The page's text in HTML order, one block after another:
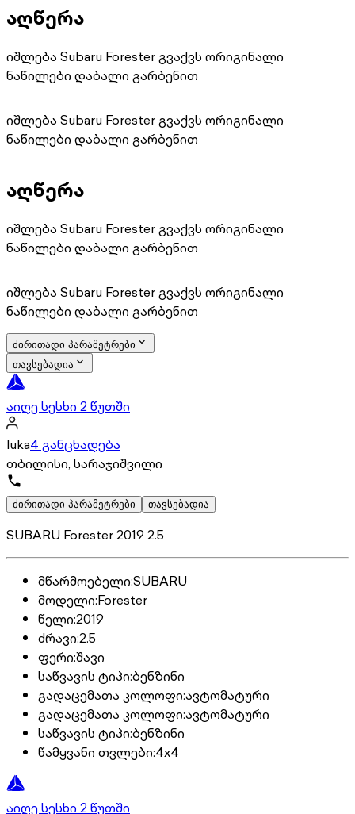
აღწერა
იშლება Subaru Forester გვაქვს ორიგინალი
ნაწილები დაბალი გარბენით
იშლება Subaru Forester გვაქვს ორიგინალი
ნაწილები დაბალი გარბენით
აღწერა
იშლება Subaru Forester გვაქვს ორიგინალი
ნაწილები დაბალი გარბენით
იშლება Subaru Forester გვაქვს ორიგინალი
ნაწილები დაბალი გარბენით
ძირითადი პარამეტრები
თავსებადია
აიღე სესხი 2 წუთში
luka4 განცხადება
თბილისი, სარაჯიშვილი
ძირითადი პარამეტრები თავსებადია
SUBARU Forester 2019 2.5
მწარმოებელი:SUBARU
მოდელი:Forester
წელი:2019
ძრავი:2.5
ფერი:შავი
საწვავის ტიპი:ბენზინი
გადაცემათა კოლოფი:ავტომატური
გადაცემათა კოლოფი:ავტომატური
საწვავის ტიპი:ბენზინი
წამყვანი თვლები:4x4
აიღე სესხი 2 წუთში